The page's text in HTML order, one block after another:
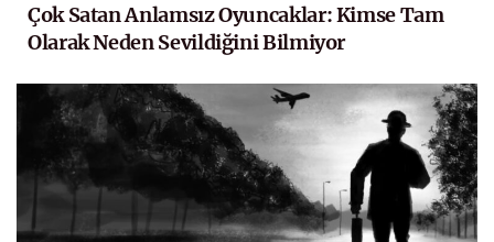
Çok Satan Anlamsız Oyuncaklar: Kimse Tam
Olarak Neden Sevildiğini Bilmiyor